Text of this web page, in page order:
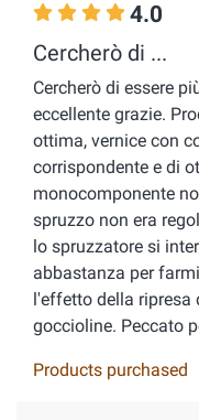
4.0
Cercherò di ...
Cercherò di essere
eccellente grazie.
ottima, vernice con
corrispondente e di
monocomponente
spruzzo non era
lo spruzzatore si
abbastanza per
l'effetto della ripresa
goccioline. Peccato
Products purchased